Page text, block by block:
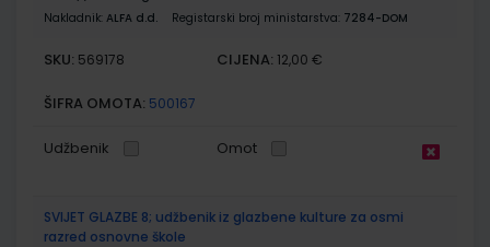
Nakladnik: ALFA d.d. Registarski broj ministarstva: 7284-DOM
SKU: 569178 CIJENA: 12,00 €
ŠIFRA OMOTA: 500167
Udžbenik Omot
SVIJET GLAZBE 8; udžbenik iz glazbene kulture za osmi
razred osnovne škole